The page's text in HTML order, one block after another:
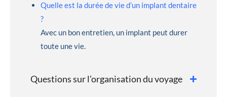
Quelle est la durée de vie d’un implant dentaire
?
Avec un bon entretien, un implant peut durer
toute une vie.
Questions sur l’organisation du voyage